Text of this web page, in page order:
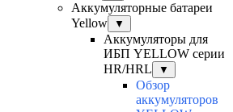
Аккумуляторные батареи
Yellow
▼
Аккумуляторы для
ИБП YELLOW серии
HR/HRL
▼
Обзор
аккумуляторов